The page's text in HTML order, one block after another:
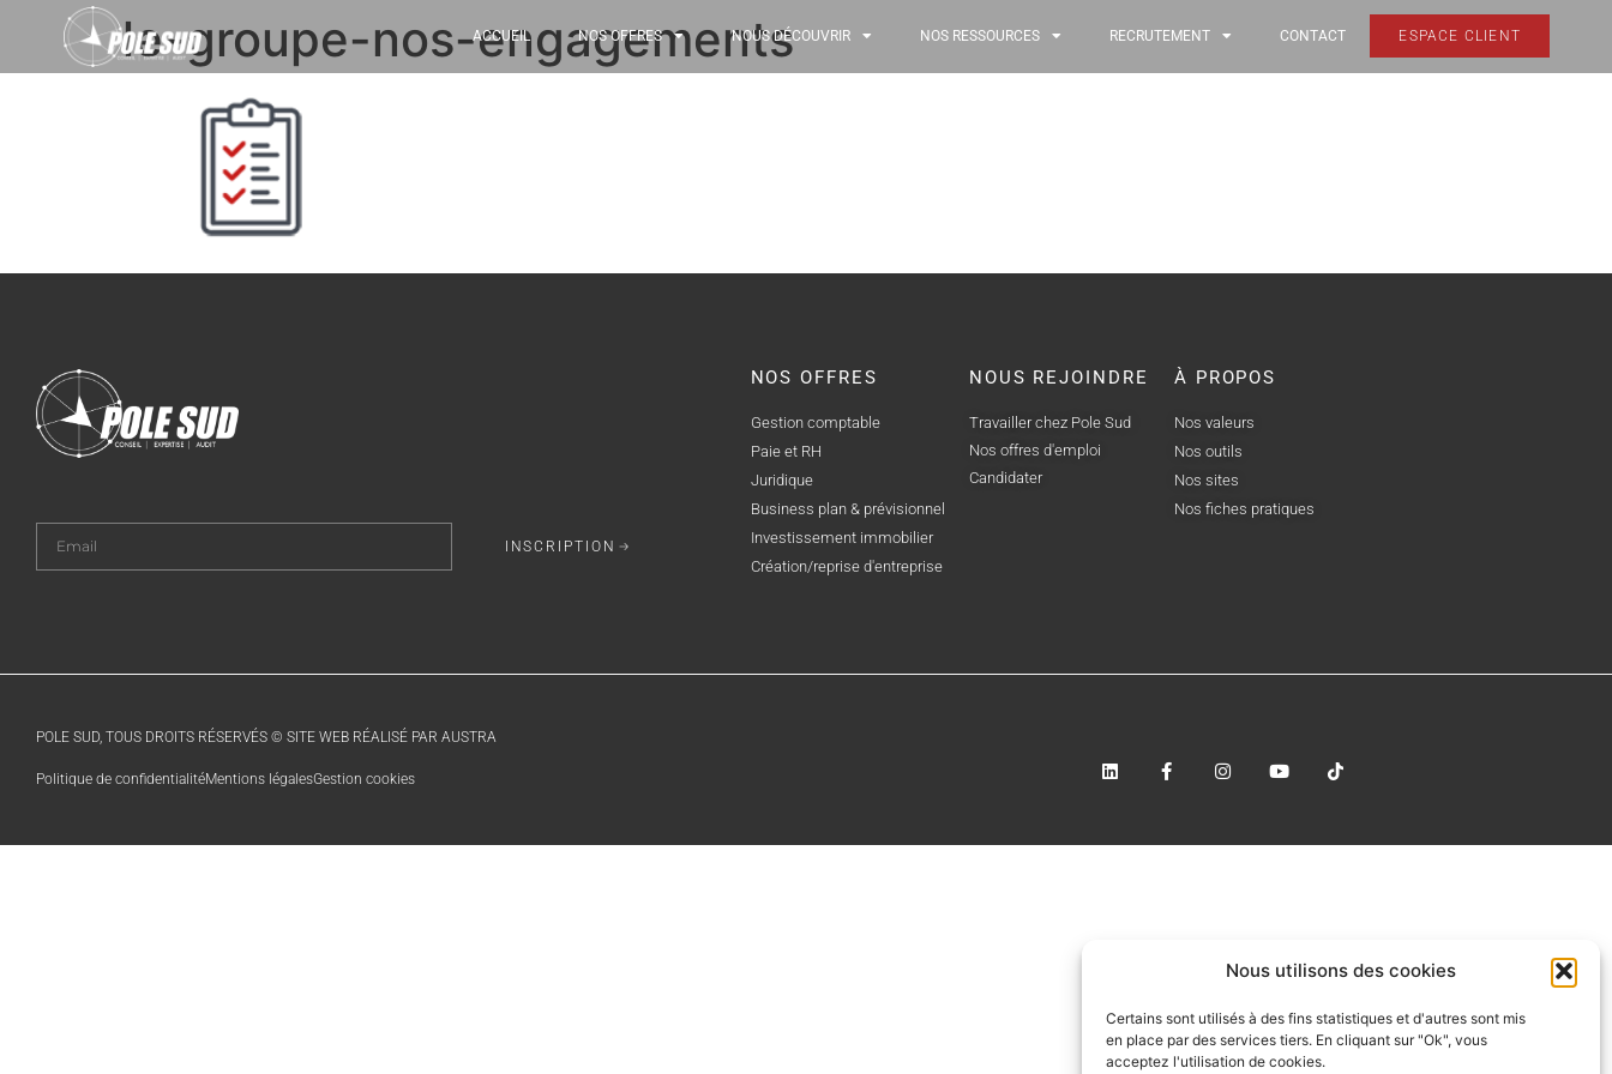
Nous utilisons des cookies
Certains sont utilisés à des fins statistiques et d'autres sont mis
en place par des services tiers. En cliquant sur "Ok", vous
acceptez l'utilisation de cookies.
ACCUEIL NOS OFFRES NOUS DÉCOUVRIR NOS RESSOURCES RECRUTEMENT CONTACT ESPACE CLIENT
le-groupe-nos-engagements
INSCRIPTION
NOS OFFRES
Gestion comptable
Paie et RH
Juridique
Business plan & prévisionnel
Investissement immobilier
Création/reprise d'entreprise
NOUS REJOINDRE
Travailler chez Pole Sud
Nos offres d'emploi
Candidater
À PROPOS
Nos valeurs
Nos outils
Nos sites
Nos fiches pratiques
POLE SUD, TOUS DROITS RÉSERVÉS © SITE WEB RÉALISÉ PAR AUSTRA
Politique de confidentialitéMentions légalesGestion cookies